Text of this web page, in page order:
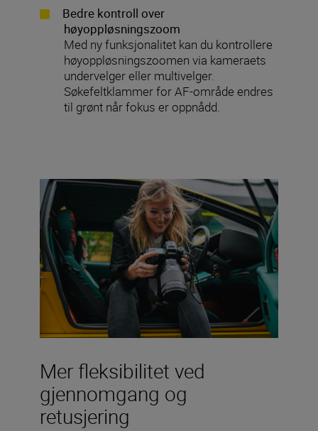
Bedre kontroll over
høyoppløsningszoom
Med ny funksjonalitet kan du kontrollere
høyoppløsningszoomen via kameraets
undervelger eller multivelger.
Søkefeltklammer for AF-område endres
til grønt når fokus er oppnådd.
Mer fleksibilitet ved
gjennomgang og
retusjering